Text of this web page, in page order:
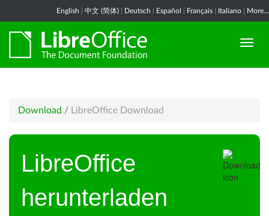
English 中文 (简体) Deutsch Español Français Italiano More...
Download / LibreOffice Download
LibreOffice
herunterladen